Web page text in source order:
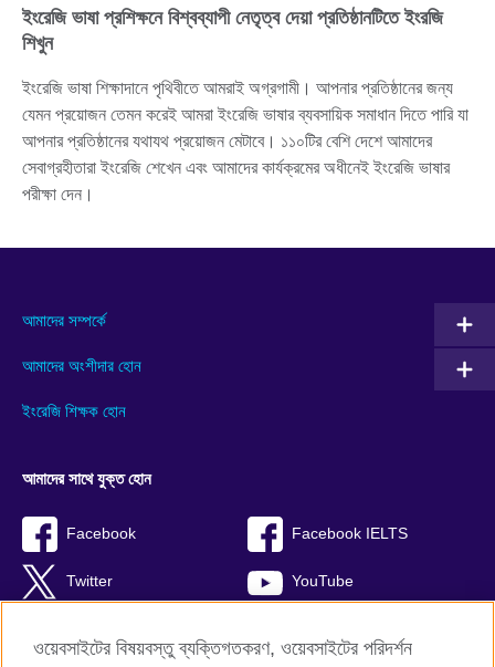
ইংরেজি ভাষা প্রশিক্ষনে বিশ্বব্যাপী নেতৃত্ব দেয়া প্রতিষ্ঠানটিতে ইংরজি
শিখুন
ইংরেজি ভাষা শিক্ষাদানে পৃথিবীতে আমরাই অগ্রগামী। আপনার প্রতিষ্ঠানের জন্য
যেমন প্রয়োজন তেমন করেই আমরা ইংরেজি ভাষার ব্যবসায়িক সমাধান দিতে পারি যা
আপনার প্রতিষ্ঠানের যথাযথ প্রয়োজন মেটাবে। ১১০টির বেশি দেশে আমাদের
সেবাগ্রহীতারা ইংরেজি শেখেন এবং আমাদের কার্যক্রমের অধীনেই ইংরেজি ভাষার
পরীক্ষা দেন।
আমাদের সম্পর্কে
আমাদের অংশীদার হোন
ইংরেজি শিক্ষক হোন
আমাদের সাথে যুক্ত হোন
Facebook Facebook IELTS
Twitter YouTube
ওয়েবসাইটের বিষয়বস্তু ব্যক্তিগতকরণ, ওয়েবসাইটের পরিদর্শন